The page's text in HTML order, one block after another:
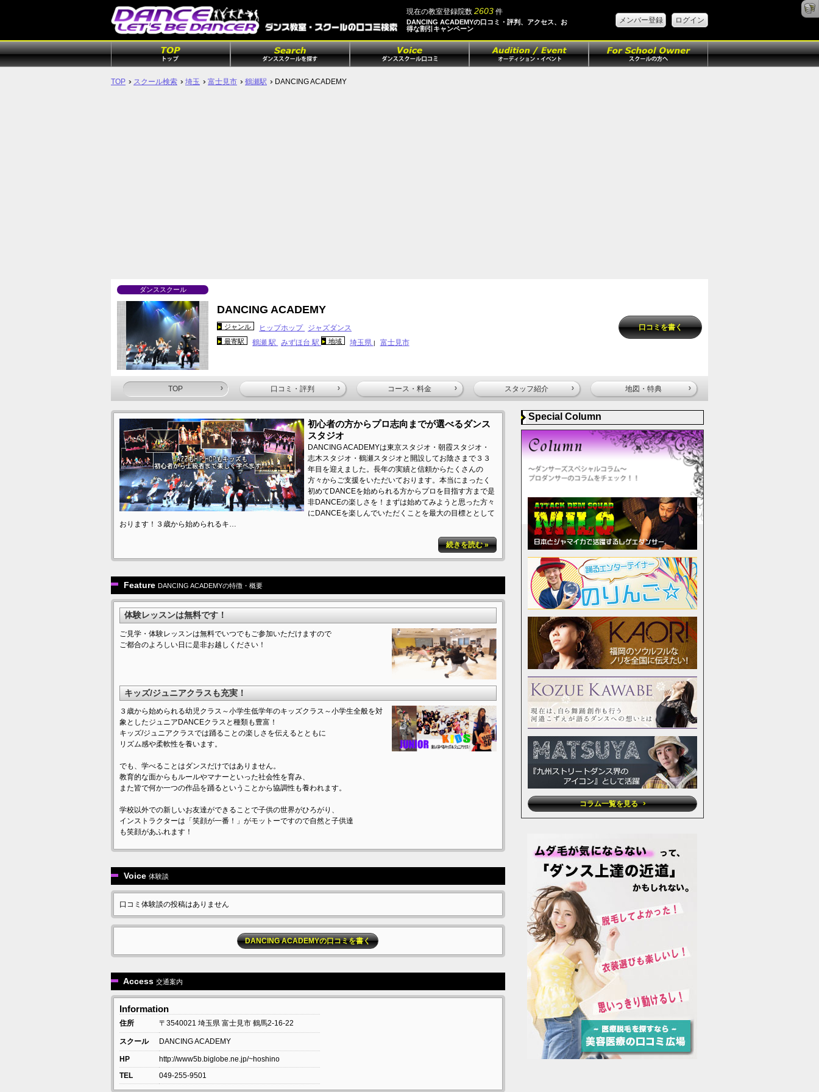
現在の教室登録院数 2603件
DANCING ACADEMYの口コミ・評判、アクセス、お
得な割引キャンペーン
メンバー登録 ログイン
TOP スクール検索 埼玉 富士見市 鶴瀬駅 DANCING ACADEMY
ダンススクール
DANCING ACADEMY
ジャンル ヒップホップ ジャズダンス
最寄駅 鶴瀬 駅 みずほ台 駅 地域 埼玉県 | 富士見市
口コミを書く
TOP 口コミ・評判 コース・料金 スタッフ紹介 地図・特典
初心者の方からプロ志向までが選べるダンス
スタジオ
DANCING ACADEMYは東京スタジオ・朝霞スタジオ・
志木スタジオ・鶴瀬スタジオと開設してお陰さまで３３
年目を迎えました。長年の実績と信頼からたくさんの
方々からご支援をいただいております。本当にまったく
初めてDANCEを始められる方からプロを目指す方まで是
非DANCEの楽しさを！まずは始めてみようと思った方々
にDANCEを楽しんでいただくことを最大の目標ととして
おります！３歳から始められるキ…
続きを読む »
Feature DANCING ACADEMYの特徴・概要
体験レッスンは無料です！
ご見学・体験レッスンは無料でいつでもご参加いただけますので
ご都合のよろしい日に是非お越しください！
キッズ/ジュニアクラスも充実！
３歳から始められる幼児クラス～小学生低学年のキッズクラス～小学生全般を対
象としたジュニアDANCEクラスと種類も豊富！
キッズ/ジュニアクラスでは踊ることの楽しさを伝えるとともに
リズム感や柔軟性を養います。
でも、学べることはダンスだけではありません。
教育的な面からもルールやマナーといった社会性を育み、
また皆で何か一つの作品を踊るということから協調性も養われます。
学校以外での新しいお友達ができることで子供の世界がひろがり、
インストラクターは「笑顔が一番！」がモットーですので自然と子供達
も笑顔があふれます！
Voice 体験談
口コミ体験談の投稿はありません
DANCING ACADEMYの口コミを書く
Access 交通案内
Information
住所 〒3540021 埼玉県 富士見市 鶴馬2-16-22
スクール DANCING ACADEMY
HP
http://www5b.biglobe.ne.jp/~hoshino
TEL
049-255-9501
Special Column
コラム一覧を見る